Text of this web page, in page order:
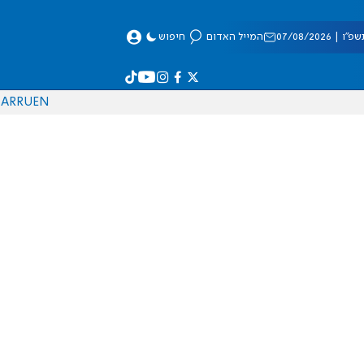
08/2026 המייל האדום חיפוש
EN
RU
AR